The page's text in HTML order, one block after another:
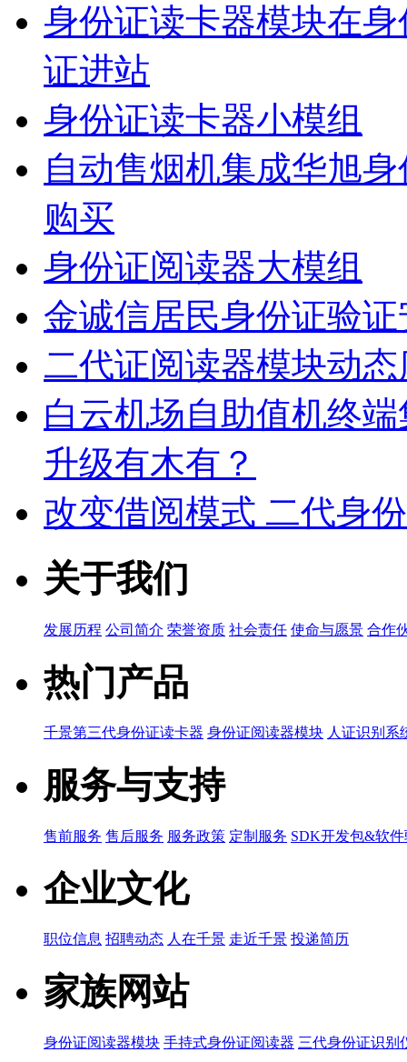
身份证读卡器模块在
证进站
身份证读卡器小模组
自动售烟机集成华旭
购买
身份证阅读器大模组
金诚信居民身份证验
二代证阅读器模块动
白云机场自助值机终
升级有木有？
改变借阅模式 二代身
关于我们
发展历程 公司简介 荣誉资质 社会责任 使命与愿景 合作
热门产品
千景第三代身份证读卡器 身份证阅读器模块 人证识别系
服务与支持
售前服务 售后服务 服务政策 定制服务 SDK开发包&软
企业文化
职位信息 招聘动态 人在千景 走近千景 投递简历
家族网站
身份证阅读器模块 手持式身份证阅读器 三代身份证识别